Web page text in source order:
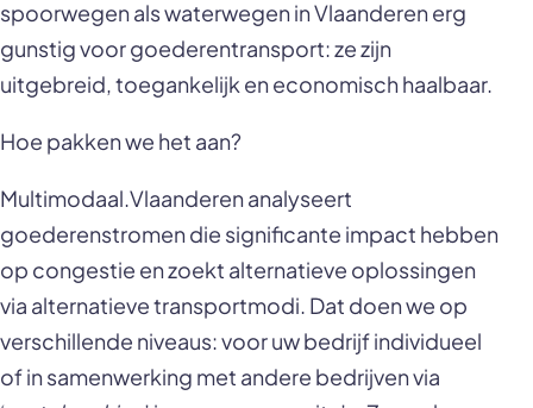
spoorwegen als waterwegen in Vlaanderen erg
gunstig voor goederentransport: ze zijn
uitgebreid, toegankelijk en economisch haalbaar.
Hoe pakken we het aan?
Multimodaal.Vlaanderen analyseert
goederenstromen die significante impact hebben
op congestie en zoekt alternatieve oplossingen
via alternatieve transportmodi. Dat doen we op
verschillende niveaus: voor uw bedrijf individueel
of in samenwerking met andere bedrijven via